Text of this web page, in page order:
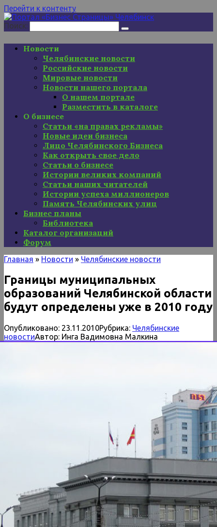
Перейти к контенту
Поиск:
Новости
Челябинские новости
Российские новости
Мировые новости
Новости нашего портала
О нашем портале
Разместить в каталоге
О бизнесе
Статьи «на правах рекламы»
Новые идеи бизнеса
Лицо Челябинского Бизнеса
Как открыть свое дело
Статьи о бизнесе
Истории великих компаний
Статьи наших читателей
Истории успеха миллионеров
Память Челябинских улиц
Бизнес планы
Библиотека
Каталог организаций
Форум
Главная » Новости » Челябинские новости
Границы муниципальных
образований Челябинской области
будут определены уже в 2010 году
Опубликовано: 23.11.2010Рубрика: Челябинские
новостиАвтор: Инга Вадимовна Малкина